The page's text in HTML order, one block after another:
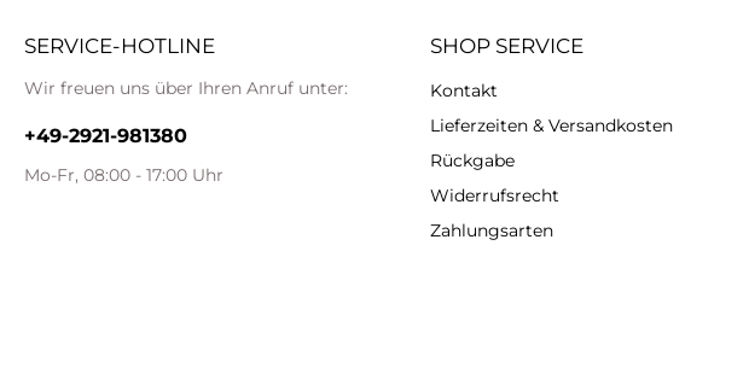
SERVICE-HOTLINE
Wir freuen uns über Ihren Anruf unter:
+49-2921-981380
Mo-Fr, 08:00 - 17:00 Uhr
SHOP SERVICE
Kontakt
Lieferzeiten & Versandkosten
Rückgabe
Widerrufsrecht
Zahlungsarten